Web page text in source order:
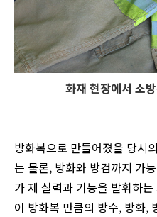
화재 현장에서 소
방화복으로 만들어졌을 당시
는 물론, 방화와 방검까지 가
가 제 실력과 기능을 발휘하
이 방화복 만큼의 방수, 방화,